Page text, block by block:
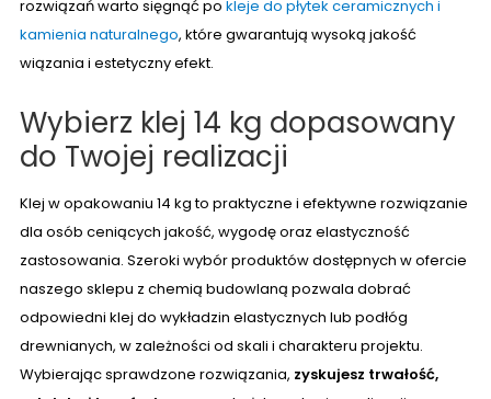
rozwiązań warto sięgnąć pokleje do płytek ceramicznych i
kamienia naturalnego, które gwarantują wysoką jakość
wiązania i estetyczny efekt.
Wybierz klej 14 kg dopasowany
do Twojej realizacji
Klej w opakowaniu 14 kg to praktyczne i efektywne rozwiązanie
dla osób ceniących jakość, wygodę oraz elastyczność
zastosowania. Szeroki wybór produktów dostępnych w ofercie
naszego sklepu z chemią budowlaną pozwala dobrać
odpowiedni klej do wykładzin elastycznych lub podłóg
drewnianych, w zależności od skali i charakteru projektu.
Wybierając sprawdzone rozwiązania, zyskujesz trwałość,